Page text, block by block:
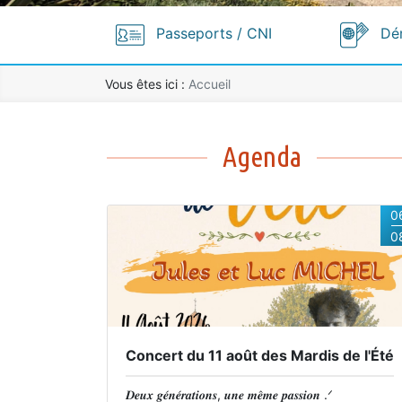
Passeports / CNI
Vous êtes ici : Accueil
Agenda
Concert du 11 août des Mardis de l'Été
𝑫𝒆𝒖𝒙 𝒈𝒆́𝒏𝒆́𝒓𝒂𝒕𝒊𝒐𝒏𝒔, 𝒖𝒏𝒆 𝒎𝒆̂𝒎𝒆 𝒑𝒂𝒔𝒔𝒊𝒐𝒏 .ᐟ